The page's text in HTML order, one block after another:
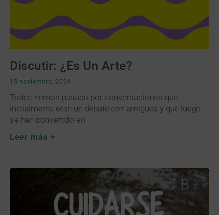
Discutir: ¿Es Un Arte?
15 noviembre, 2024
Todes hemos pasado por conversaciones que
inicialmente eran un debate con amigues y que luego
se han convertido en
Leer más +